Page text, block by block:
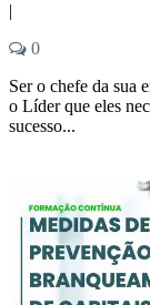
|
0
Ser o chefe da sua
o Líder que eles
sucesso...